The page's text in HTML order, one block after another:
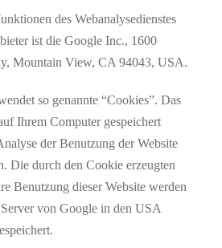
des Webanalysedienstes
ist die Google Inc., 1600
Mountain View, CA 94043, USA.
so genannte “Cookies”. Das
Ihrem Computer gespeichert
der Benutzung der Website
Die durch den Cookie erzeugten
Benutzung dieser Website werden
von Google in den USA